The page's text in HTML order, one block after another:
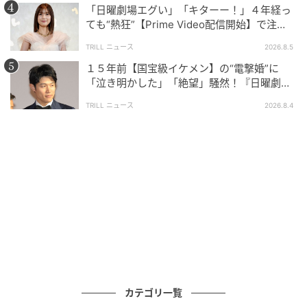
とか母を救おうと必死の行動に出ます。独自の願掛け
をして自転車で駆け下りたり、パンツ一丁で滝行に挑
んだり、百度参りを終えて叫んだり――。なりふり構
わず奔走するその姿は、滑稽でユーモラスでありなが
らも、母への深い愛に溢れていました。
めに集まった日、塞ぎ込む父と弟に対し、「ぐずぐず
「日曜劇場エグい」「キターー！」４年経っ
ても“熱狂”【Prime Video配信開始】で注
TRILL ニュース 2026.8.5
１５年前【国宝級イケメン】の“電撃婚”に
「泣き明かした」「絶望」騒然！『日曜劇
TRILL ニュース 2026.8.4
カテゴリ一覧